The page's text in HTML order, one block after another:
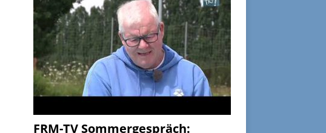
FRM-TV Sommergespräch: